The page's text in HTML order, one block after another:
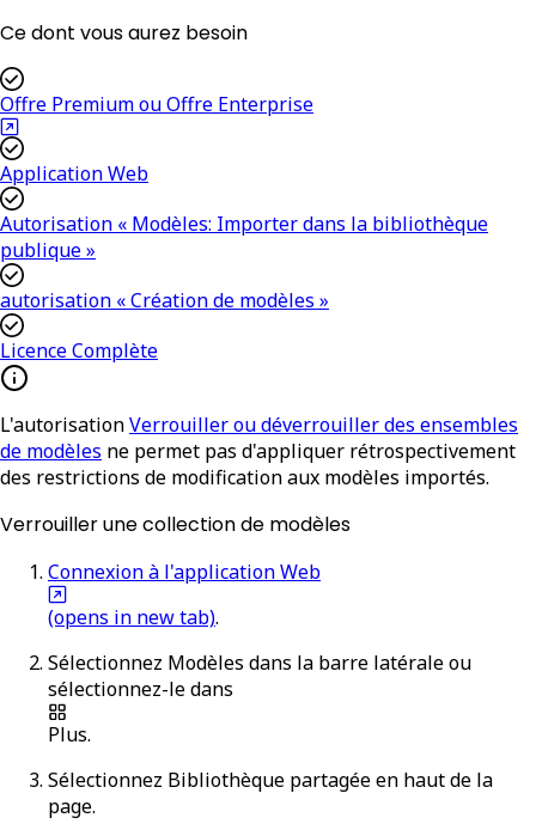
Ce dont vous aurez besoin
Offre Premium ou Offre Enterprise
Application Web
Autorisation « Modèles: Importer dans la bibliothèque
publique »
autorisation « Création de modèles »
Licence Complète
L'autorisationVerrouiller ou déverrouiller des ensembles
de modèles ne permet pas d'appliquer rétrospectivement
des restrictions de modification aux modèles importés.
Verrouiller une collection de modèles
Connexion à l'application Web
(opens in new tab).
Sélectionnez Modèles dans la barre latérale ou
sélectionnez-le dans
Plus.
Sélectionnez Bibliothèque partagéeen haut de la
page.